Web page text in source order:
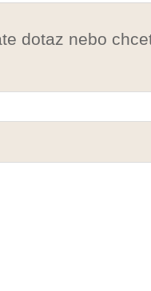
dotaz nebo